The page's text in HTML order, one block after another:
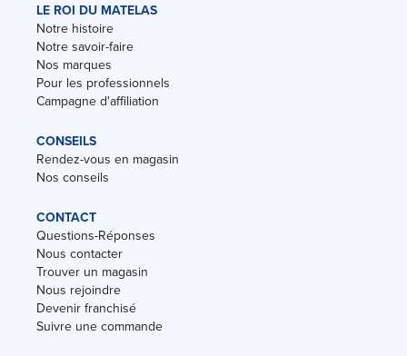
LE ROI DU MATELAS
Notre histoire
Notre savoir-faire
Nos marques
Pour les professionnels
Campagne d'affiliation
CONSEILS
Rendez-vous en magasin
Nos conseils
CONTACT
Questions-Réponses
Nous contacter
Trouver un magasin
Nous rejoindre
Devenir franchisé
Suivre une commande